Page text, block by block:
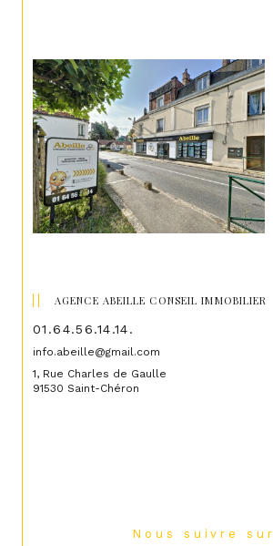
AGENCE ABEILLE CONSEIL IMMOBILIER
01.64.56.14.14.
info.abeille@gmail.com
1, Rue Charles de Gaulle
91530 Saint-Chéron
Nous suivre sur